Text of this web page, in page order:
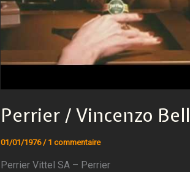
Perrier / Vincenzo
01/01/1976 / 1 commentaire
Perrier Vittel SA – Perrier